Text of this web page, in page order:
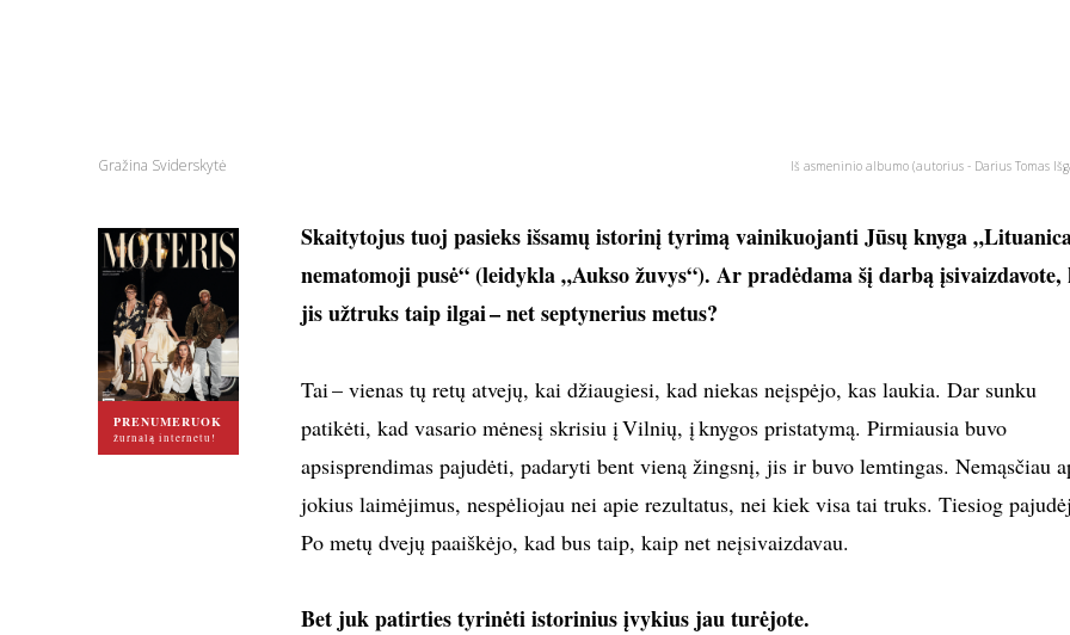
Gražina Sviderskytė Iš asmeninio albumo (autorius - Darius Tomas
PRENUMERUOK
žurnalą internetu!
Skaitytojus tuoj pasieks išsamų istorinį tyrimą vainikuojanti Jūsų knyga
nematomoji pusė“ (leidykla „Aukso žuvys“). Ar pradėdama šį darbą įsivaizdavote,
jis užtruks taip ilgai – net septynerius metus?
Tai – vienas tų retų atvejų, kai džiaugiesi, kad niekas neįspėjo, kas laukia. Dar sunku
patikėti, kad vasario mėnesį skrisiu į Vilnių, į knygos pristatymą. Pirmiausia buvo
apsisprendimas pajudėti, padaryti bent vieną žingsnį, jis ir buvo lemtingas. Nemąsčiau
jokius laimėjimus, nespėliojau nei apie rezultatus, nei kiek visa tai truks. Tiesiog
Po metų dvejų paaiškėjo, kad bus taip, kaip net neįsivaizdavau.
Bet juk patirties tyrinėti istorinius įvykius jau turėjote.